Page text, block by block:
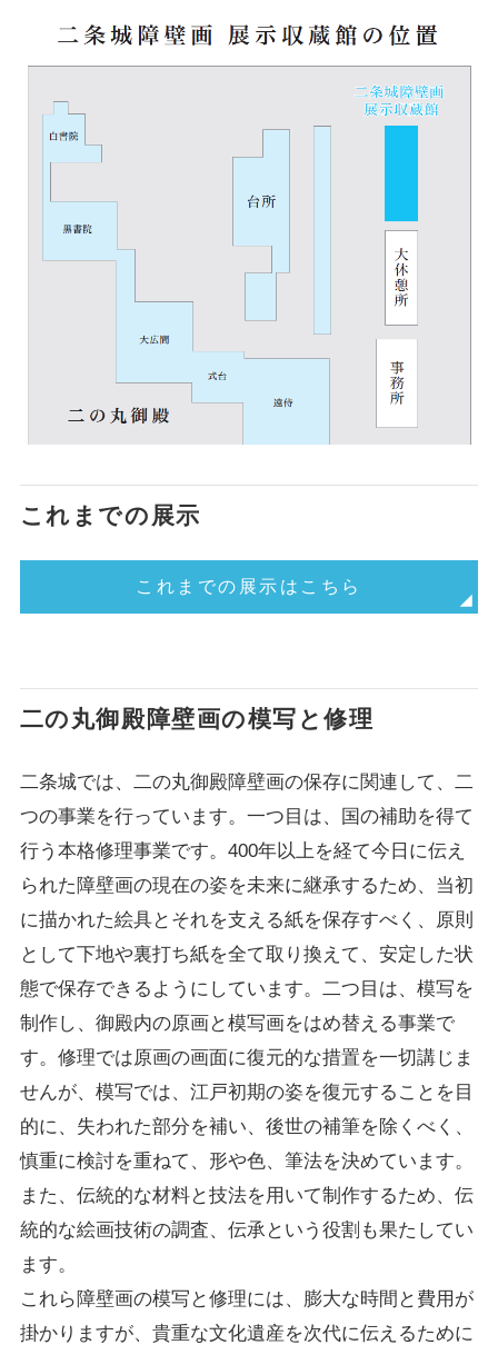
これまでの展示
これまでの展示はこちら
二の丸御殿障壁画の模写と修理
二条城では、二の丸御殿障壁画の保存に関連して、二
つの事業を行っています。一つ目は、国の補助を得て
行う本格修理事業です。400年以上を経て今日に伝え
られた障壁画の現在の姿を未来に継承するため、当初
に描かれた絵具とそれを支える紙を保存すべく、原則
として下地や裏打ち紙を全て取り換えて、安定した状
態で保存できるようにしています。二つ目は、模写を
制作し、御殿内の原画と模写画をはめ替える事業で
す。修理では原画の画面に復元的な措置を一切講じま
せんが、模写では、江戸初期の姿を復元することを目
的に、失われた部分を補い、後世の補筆を除くべく、
慎重に検討を重ねて、形や色、筆法を決めています。
また、伝統的な材料と技法を用いて制作するため、伝
統的な絵画技術の調査、伝承という役割も果たしてい
ます。
これら障壁画の模写と修理には、膨大な時間と費用が
掛かりますが、貴重な文化遺産を次代に伝えるために